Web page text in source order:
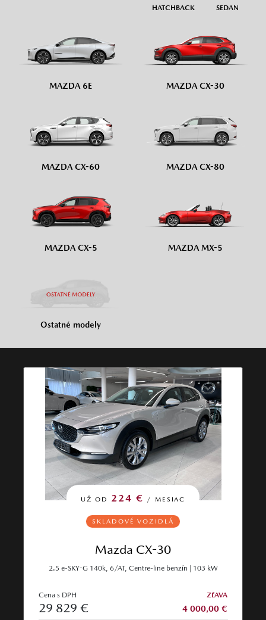
HATCHBACK SEDAN
MAZDA 6E MAZDA CX-30
MAZDA CX-60 MAZDA CX-80
MAZDA CX-5 MAZDA MX-5
Ostatné modely
UŽ OD 224 € / MESIAC
SKLADOVÉ VOZIDLÁ
Mazda CX-30
2.5 e-SKY-G 140k, 6/AT, Centre-line benzín | 103 kW
Cena s DPH
29 829 €
ZĽAVA
4 000,00 €